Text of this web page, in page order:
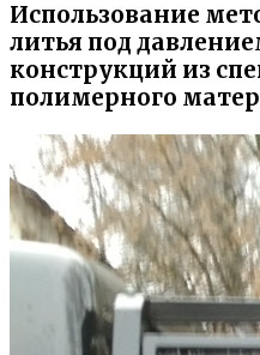
Использование
литья под
конструкций из
полимерного